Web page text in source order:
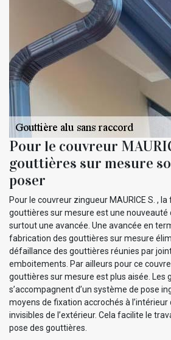
Pour le couvreur
gouttières sur mesure
poser
Pour le couvreur zingueur MAURICE S. ,
gouttières sur mesure est une nouveauté
surtout une avancée. Une avancée en
fabrication des gouttières sur mesure
défaillance des gouttières réunies par
emboitements. Par ailleurs pour ce
gouttières sur mesure est plus aisée. Les
s’accompagnent d’un système de pose
moyens de fixation accrochés à l’intérieur
invisibles de l’extérieur. Cela facilite le
pose des gouttières.